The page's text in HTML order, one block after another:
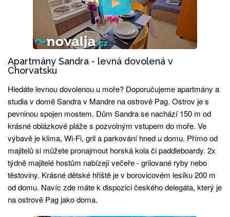
Apartmány Sandra - levná dovolená v
Chorvatsku
Hledáte levnou dovolenou u moře? Doporučujeme apartmány a
studia v domě Sandra v Mandre na ostrově Pag. Ostrov je s
pevninou spojen mostem. Dům Sandra se nachází 150 m od
krásné oblázkové pláže s pozvolným vstupem do moře. Ve
výbavě je klima, Wi-Fi, gril a parkování hned u domu. Přímo od
majitelů si můžete pronajmout horská kola či paddleboardy. 2x
týdně majitelé hostům nabízejí večeře - grilované ryby nebo
těstoviny. Krásné dětské hřiště je v borovicovém lesíku 200 m
od domu. Navíc zde máte k dispozici českého delegáta, který je
na ostrově Pag jako doma.